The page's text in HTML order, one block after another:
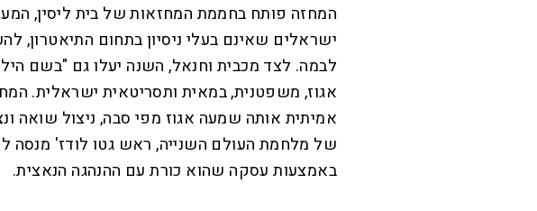
המחזה פותח בחממת המחזאות של בית ליסין,
ישראלים שאינם בעלי ניסיון בתחום התיאטרון,
לבמה. לצד מכבית וחנאל, השנה יעלו גם "בשם
אגוז, משפטנית, במאית ותסריטאית ישראלית.
אמיתית אותה שמעה אגוז מפי סבה, ניצול שואה
של מלחמת העולם השנייה, ראש גטו לודז' מנסה
באמצעות עסקה שהוא כורת עם ההנהגה הנאצית.